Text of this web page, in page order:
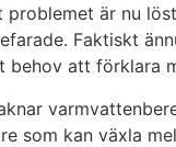
är nu
Faktiskt
behov att förklara
som kan växla